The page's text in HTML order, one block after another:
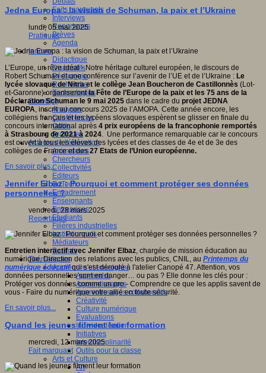
Faits marquants
Interviews
Reportages
Brèves
Agenda
Innover
Didactique
Dispositifs
Pédagogie
Recherche
Technologies
Savoir(s)
Analyses
Conférences
Outils
Pratiques
Acteurs de l'éducation
Animateurs
Chercheurs
Collectivités
Editeurs
EdTech
Encadrement
Enseignants
Entreprises
Etudiants
Filières industrielles
Institutionnels
Médiateurs
Parents
Thématiques
Apprendre et enseigner
Apprendre
Apprentissages
Apprentissages collaboratifs
Créativité
Culture numérique
Evaluations
Individualisation
Initiatives
Interdisciplinarité
Outils pour la classe
Arts et Culture
Art
Jedna Europa : la vision de Schuman, la paix et l’Ukraine
lundi, 05 mai 2025
Pratiques
L’Europe, un rêve idéal - Notre héritage culturel européen, le discours de
Robert Schuman et une conférence sur l’avenir de l’UE et de l’Ukraine : Le
lycée slovaque de Nitra et le collège Jean Boucheron de Castillonnès (Lot-
et-Garonne) organiserontla Fête de l’Europe de la paix et les 75 ans de la
Déclaration Schuman le 9 mai 2025 dans le cadre du projet JEDNA
EUROPA, inscrit au concours 2025 de l’AMOPA. Cette année encore, les
collégiens français et les lycéens slovaques espèrent se glisser en finale du
concours international après 4 prix européens de la francophonie remportés
à Strasbourg de 2021 à 2024. Une performance remarquable car le concours
est ouvert à tous les élèves des lycées et des classes de 4e et de 3e des
collèges de France et des27 Etats de l’Union européenne.
En savoir plus...
Jennifer Elbaz : Pourquoi et comment protéger ses données
personnelles ?
vendredi, 28 mars 2025
Reportages
Entretien interactif avec Jennifer Elbaz, chargée de mission éducation au
numérique, Direction des relations avec les publics, CNIL, au Printemps du
numérique éducatifqui s'est déroulé à l'atelier Canopé 47. Attention, vos
données personnelles sont en danger… ou pas ? Elle donne les clés pour :
Protéger vos données comme un pro - Comprendre ce que les applis savent de
vous - Faire du numérique votre allié en toute sécurité.
En savoir plus...
Quand les jeunes filment leur formation
mercredi, 12 mars 2025
Fait marquant